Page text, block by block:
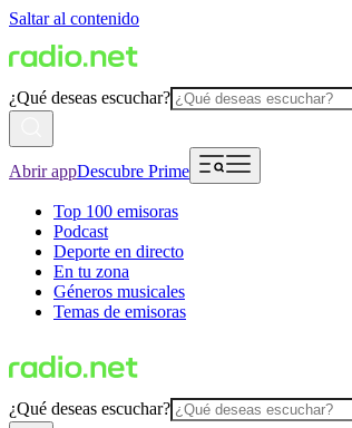
Saltar al contenido
¿Qué deseas escuchar?
Abrir appDescubre Prime
Top 100 emisoras
Podcast
Deporte en directo
En tu zona
Géneros musicales
Temas de emisoras
¿Qué deseas escuchar?